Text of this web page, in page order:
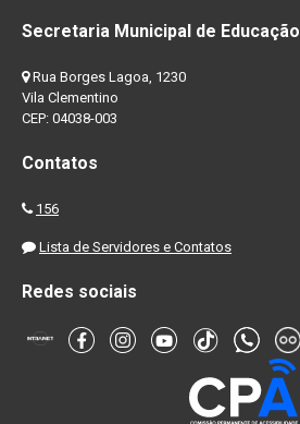
Secretaria Municipal de Educação
Rua Borges Lagoa, 1230
Vila Clementino
CEP: 04038-003
Contatos
156
Lista de Servidores e Contatos
Redes sociais